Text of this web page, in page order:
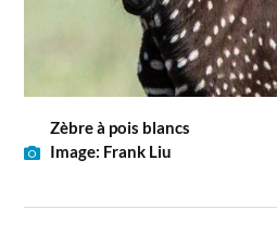
Zèbre à pois blancs
Image: Frank Liu